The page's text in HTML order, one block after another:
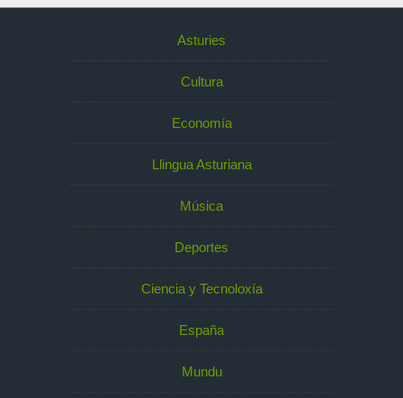
Asturies
Cultura
Economía
Llingua Asturiana
Música
Deportes
Ciencia y Tecnoloxía
España
Mundu